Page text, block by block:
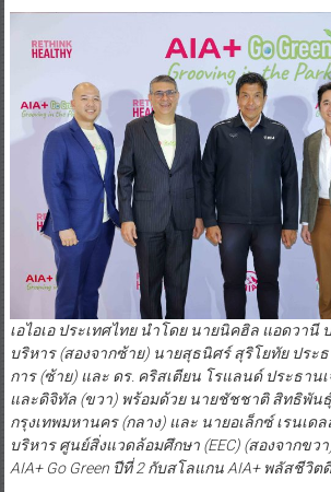
เอไอเอ ประเทศไทย นำโดย นายนิคฮิล แอดวานี
บริหาร (สองจากซ้าย) นายสุธนิศร์ สุริโยทัย ประ
การ (ซ้าย) และ ดร. คริสเตียน โรแลนด์ ประธาน
และดิจิทัล (ขวา) พร้อมด้วย นายชัชชาติ สิทธิพัน
กรุงเทพมหานคร (กลาง) และ นายอเล็กซ์ เรนเด
บริหาร ศูนย์สิ่งแวดล้อมศึกษา (EEC) (สองจากขว
AIA+ Go Green ปีที่ 2 กับสโลแกน AIA+ พลัสชีวิต